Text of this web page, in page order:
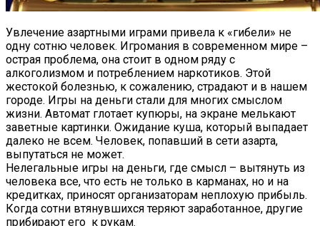
Увлечение азартными играми привела к «гибели» не
одну сотню человек. Игромания в современном мире –
острая проблема, она стоит в одном ряду с
алкоголизмом и потреблением наркотиков. Этой
жестокой болезнью, к сожалению, страдают и в нашем
городе. Игры на деньги стали для многих смыслом
жизни. Автомат глотает купюры, на экране мелькают
заветные картинки. Ожидание куша, который выпадает
далеко не всем. Человек, попавший в сети азарта,
выпутаться не может.
Нелегальные игры на деньги, где смысл – вытянуть из
человека все, что есть не только в карманах, но и на
кредитках, приносят организаторам неплохую прибыль.
Когда сотни втянувшихся теряют заработанное, другие
прибирают его к рукам.